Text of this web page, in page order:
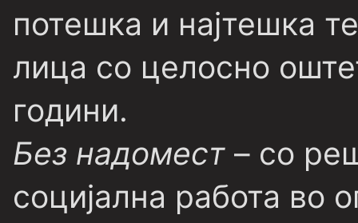
потешка и најтешка
лица со целосно
години.
Без надомест – со
социјална работа во